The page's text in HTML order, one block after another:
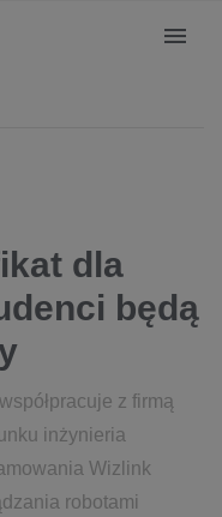
dla
będą
z firmą
inżynieria
Wizlink
robotami